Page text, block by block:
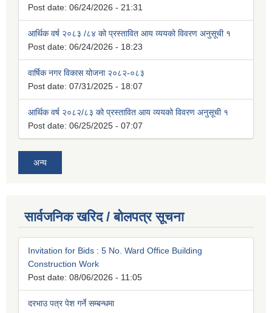
Post date: 06/24/2026 - 21:31
आर्थिक वर्ष २०८३ /८४ को प्रस्तावित आय व्ययको विवरण अनुसूची १
Post date: 06/24/2026 - 18:23
वार्षिक नगर विकास योजना २०८२-०८३
Post date: 07/31/2025 - 18:07
आर्थिक वर्ष २०८२/८३ को प्रस्तावित आय व्ययको विवरण अनुसूची १
Post date: 06/25/2025 - 07:07
अन्य
सार्वजनिक खरिद / बोलपत्र सूचना
Invitation for Bids : 5 No. Ward Office Building
Construction Work
Post date: 08/06/2026 - 11:05
दरभाउ पत्र पेश गर्ने सम्बन्धमा